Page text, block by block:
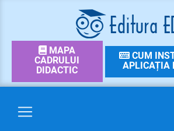
MAPA
CADRULUI
DIDACTIC
CUM
APLICAȚIA